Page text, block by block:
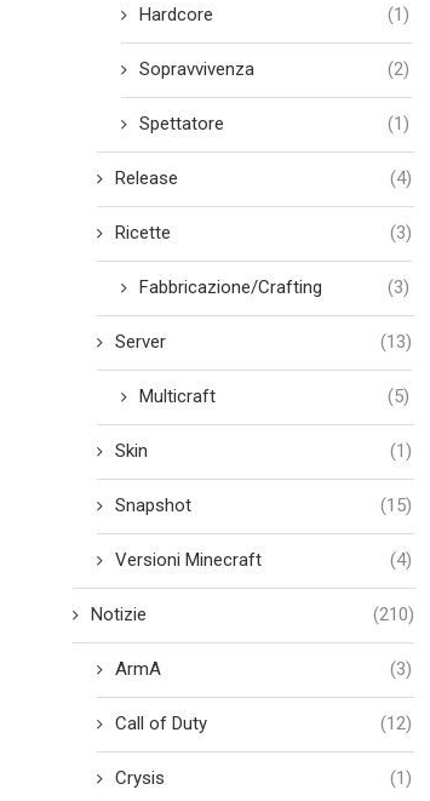
Hardcore (1)
Sopravvivenza (2)
Spettatore (1)
Release (4)
Ricette (3)
Fabbricazione/Crafting (3)
Server (13)
Multicraft (5)
Skin (1)
Snapshot (15)
Versioni Minecraft (4)
Notizie (210)
ArmA (3)
Call of Duty (12)
Crysis (1)